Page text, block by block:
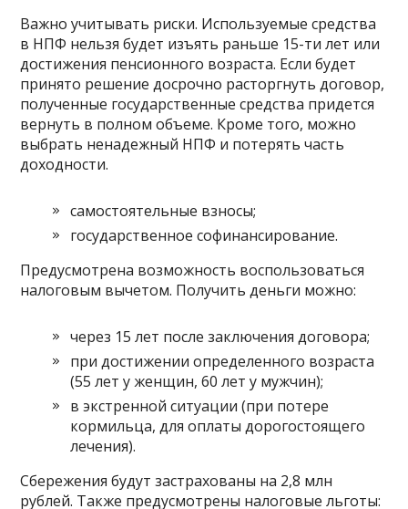
Важно учитывать риски. Используемые средства
в НПФ нельзя будет изъять раньше 15-ти лет или
достижения пенсионного возраста. Если будет
принято решение досрочно расторгнуть договор,
полученные государственные средства придется
вернуть в полном объеме. Кроме того, можно
выбрать ненадежный НПФ и потерять часть
доходности.
самостоятельные взносы;
государственное софинансирование.
Предусмотрена возможность воспользоваться
налоговым вычетом. Получить деньги можно:
через 15 лет после заключения договора;
при достижении определенного возраста
(55 лет у женщин, 60 лет у мужчин);
в экстренной ситуации (при потере
кормильца, для оплаты дорогостоящего
лечения).
Сбережения будут застрахованы на 2,8 млн
рублей. Также предусмотрены налоговые льготы: